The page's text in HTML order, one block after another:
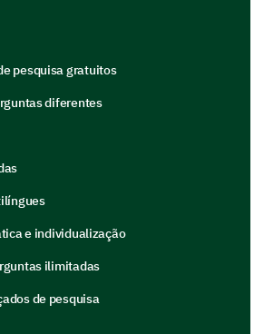
like your leave to start?
yyyy
yyyy
pesquisa gratuitos
diferentes
e individualização
ilimitadas
de pesquisa